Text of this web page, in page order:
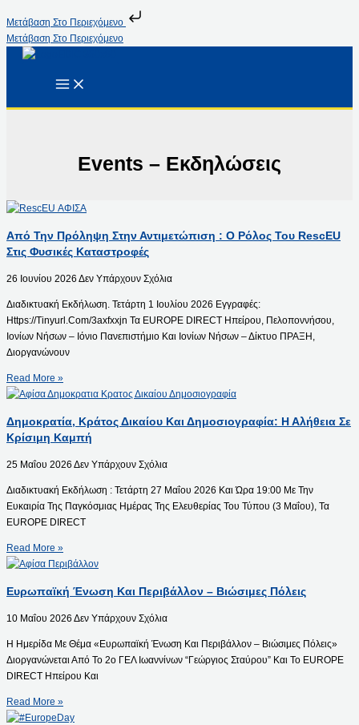
Μετάβαση Στο Περιεχόμενο
Μετάβαση Στο Περιεχόμενο
Events – Εκδηλώσεις
Από Την Πρόληψη Στην Αντιμετώπιση : Ο Ρόλος Του RescEU
Στις Φυσικές Καταστροφές
26 Ιουνίου 2026 Δεν Υπάρχουν Σχόλια
Διαδικτυακή Εκδήλωση. Τετάρτη 1 Ιουλίου 2026 Εγγραφές:
Https://tinyurl.com/3axfxxjn Τα EUROPE DIRECT Ηπείρου, Πελοποννήσου,
Ιονίων Νήσων – Ιόνιο Πανεπιστήμιο Και Ιονίων Νήσων – Δίκτυο ΠΡΑΞΗ,
Διοργανώνουν
Read More »
Δημοκρατία, Κράτος Δικαίου Και Δημοσιογραφία: Η Αλήθεια Σε
Κρίσιμη Καμπή
25 Μαΐου 2026 Δεν Υπάρχουν Σχόλια
Διαδικτυακή Εκδήλωση : Τετάρτη 27 Μαΐου 2026 Και Ώρα 19:00 Με Την
Ευκαιρία Της Παγκόσμιας Ημέρας Της Ελευθερίας Του Τύπου (3 Μαΐου), Τα
EUROPE DIRECT
Read More »
Ευρωπαϊκή Ένωση Και Περιβάλλον – Βιώσιμες Πόλεις
10 Μαΐου 2026 Δεν Υπάρχουν Σχόλια
Η Ημερίδα Με Θέμα «Ευρωπαϊκή Ένωση Και Περιβάλλον – Βιώσιμες Πόλεις»
Διοργανώνεται Από Το 2ο ΓΕΛ Ιωαννίνων “Γεώργιος Σταύρου” Και Το EUROPE
DIRECT Ηπείρου Και
Read More »